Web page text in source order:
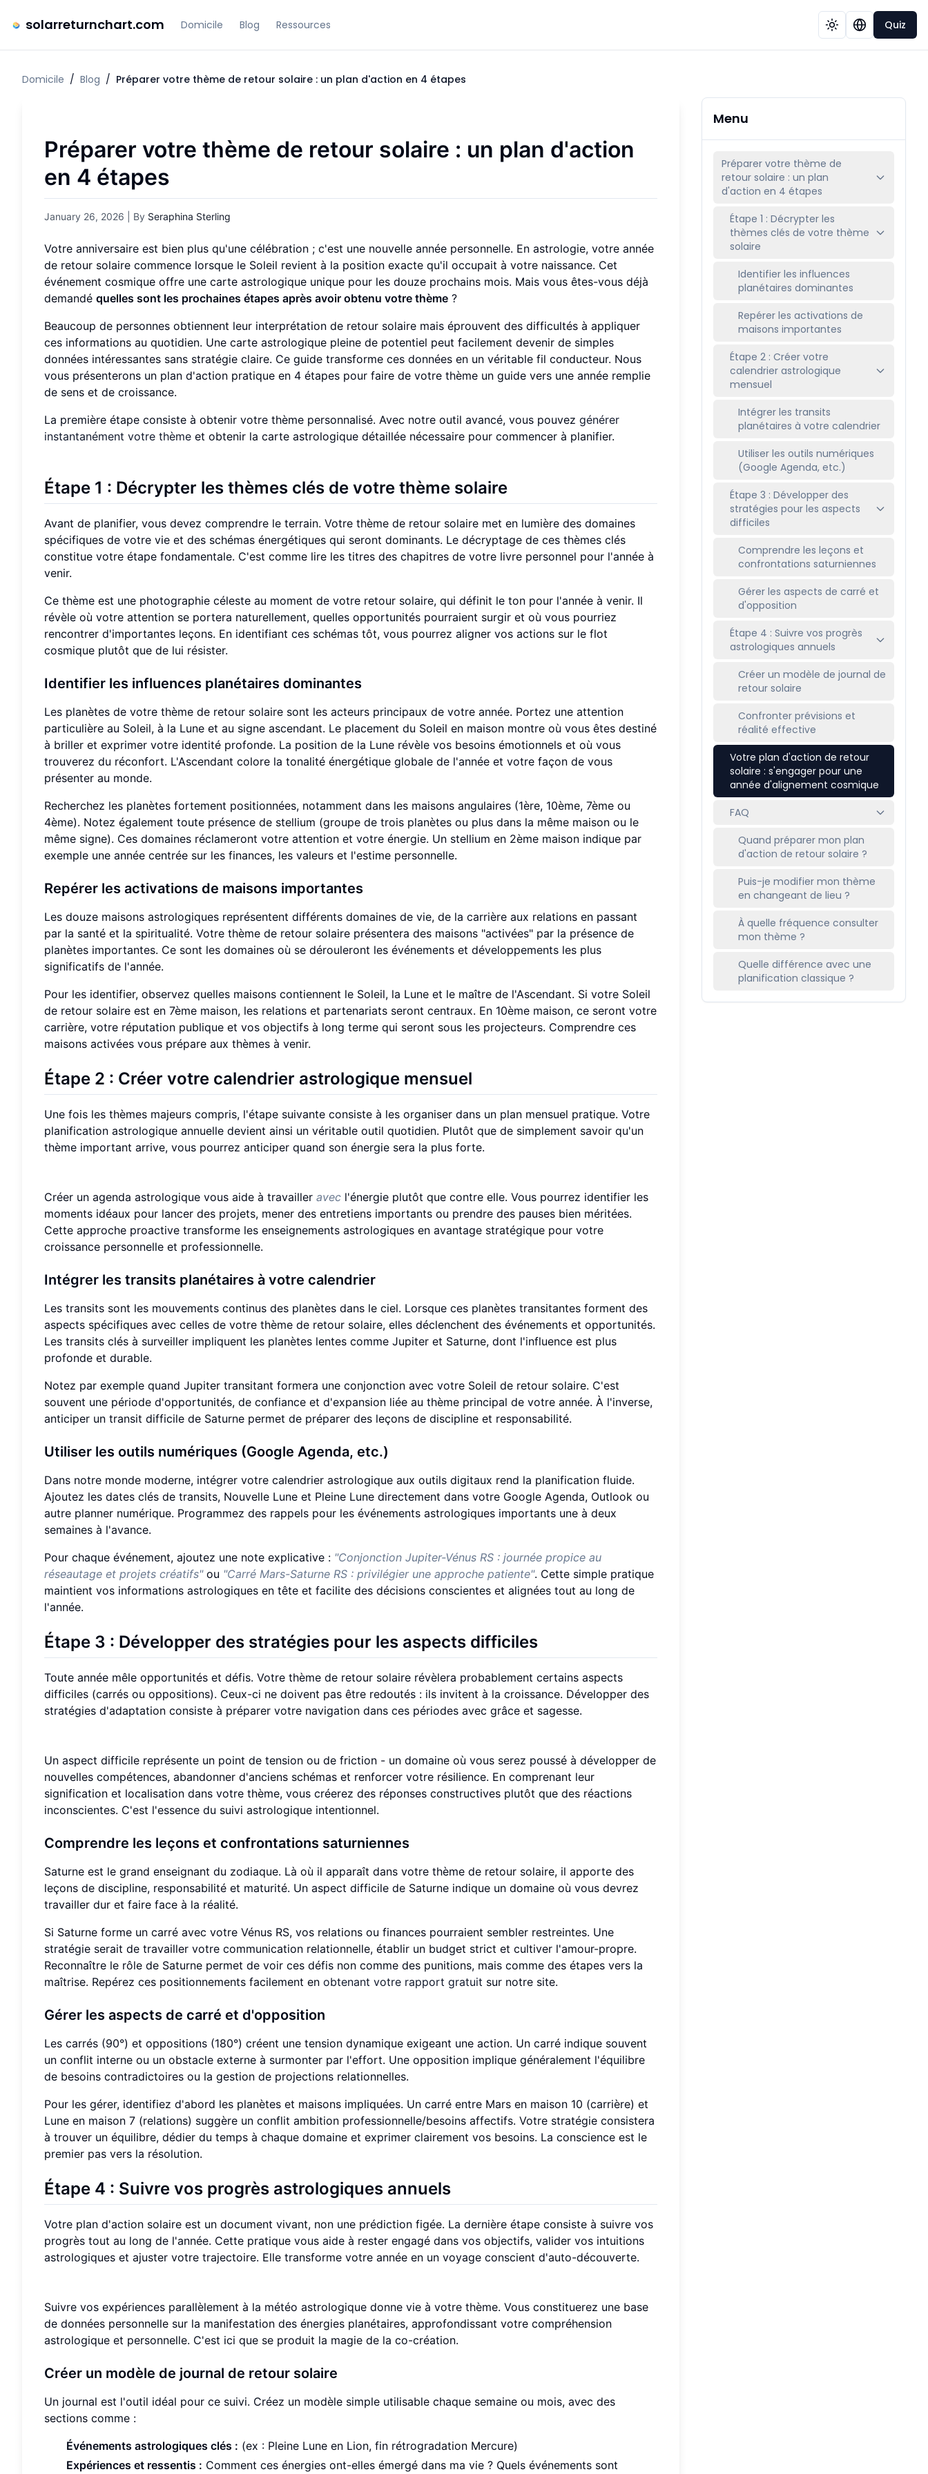
solarreturnchart.com Domicile Blog Ressources Quiz
Domicile / Blog / Préparer votre thème de retour solaire : un plan d'action en 4 étapes
Préparer votre thème de retour solaire : un plan d'action
en 4 étapes
January 26, 2026 | By Seraphina Sterling
Votre anniversaire est bien plus qu'une célébration ; c'est une nouvelle année personnelle. En astrologie, votre année
de retour solaire commence lorsque le Soleil revient à la position exacte qu'il occupait à votre naissance. Cet
événement cosmique offre une carte astrologique unique pour les douze prochains mois. Mais vous êtes-vous déjà
demandé quelles sont les prochaines étapes après avoir obtenu votre thème ?
Beaucoup de personnes obtiennent leur interprétation de retour solaire mais éprouvent des difficultés à appliquer
ces informations au quotidien. Une carte astrologique pleine de potentiel peut facilement devenir de simples
données intéressantes sans stratégie claire. Ce guide transforme ces données en un véritable fil conducteur. Nous
vous présenterons un plan d'action pratique en 4 étapes pour faire de votre thème un guide vers une année remplie
de sens et de croissance.
La première étape consiste à obtenir votre thème personnalisé. Avec notre outil avancé, vous pouvez générer
instantanément votre thème et obtenir la carte astrologique détaillée nécessaire pour commencer à planifier.
Étape 1 : Décrypter les thèmes clés de votre thème solaire
Avant de planifier, vous devez comprendre le terrain. Votre thème de retour solaire met en lumière des domaines
spécifiques de votre vie et des schémas énergétiques qui seront dominants. Le décryptage de ces thèmes clés
constitue votre étape fondamentale. C'est comme lire les titres des chapitres de votre livre personnel pour l'année à
venir.
Ce thème est une photographie céleste au moment de votre retour solaire, qui définit le ton pour l'année à venir. Il
révèle où votre attention se portera naturellement, quelles opportunités pourraient surgir et où vous pourriez
rencontrer d'importantes leçons. En identifiant ces schémas tôt, vous pourrez aligner vos actions sur le flot
cosmique plutôt que de lui résister.
Identifier les influences planétaires dominantes
Les planètes de votre thème de retour solaire sont les acteurs principaux de votre année. Portez une attention
particulière au Soleil, à la Lune et au signe ascendant. Le placement du Soleil en maison montre où vous êtes destiné
à briller et exprimer votre identité profonde. La position de la Lune révèle vos besoins émotionnels et où vous
trouverez du réconfort. L'Ascendant colore la tonalité énergétique globale de l'année et votre façon de vous
présenter au monde.
Recherchez les planètes fortement positionnées, notamment dans les maisons angulaires (1ère, 10ème, 7ème ou
4ème). Notez également toute présence de stellium (groupe de trois planètes ou plus dans la même maison ou le
même signe). Ces domaines réclameront votre attention et votre énergie. Un stellium en 2ème maison indique par
exemple une année centrée sur les finances, les valeurs et l'estime personnelle.
Repérer les activations de maisons importantes
Les douze maisons astrologiques représentent différents domaines de vie, de la carrière aux relations en passant
par la santé et la spiritualité. Votre thème de retour solaire présentera des maisons "activées" par la présence de
planètes importantes. Ce sont les domaines où se dérouleront les événements et développements les plus
significatifs de l'année.
Pour les identifier, observez quelles maisons contiennent le Soleil, la Lune et le maître de l'Ascendant. Si votre Soleil
de retour solaire est en 7ème maison, les relations et partenariats seront centraux. En 10ème maison, ce seront votre
carrière, votre réputation publique et vos objectifs à long terme qui seront sous les projecteurs. Comprendre ces
maisons activées vous prépare aux thèmes à venir.
Étape 2 : Créer votre calendrier astrologique mensuel
Une fois les thèmes majeurs compris, l'étape suivante consiste à les organiser dans un plan mensuel pratique. Votre
planification astrologique annuelle devient ainsi un véritable outil quotidien. Plutôt que de simplement savoir qu'un
thème important arrive, vous pourrez anticiper quand son énergie sera la plus forte.
Créer un agenda astrologique vous aide à travailler avec l'énergie plutôt que contre elle. Vous pourrez identifier les
moments idéaux pour lancer des projets, mener des entretiens importants ou prendre des pauses bien méritées.
Cette approche proactive transforme les enseignements astrologiques en avantage stratégique pour votre
croissance personnelle et professionnelle.
Intégrer les transits planétaires à votre calendrier
Les transits sont les mouvements continus des planètes dans le ciel. Lorsque ces planètes transitantes forment des
aspects spécifiques avec celles de votre thème de retour solaire, elles déclenchent des événements et opportunités.
Les transits clés à surveiller impliquent les planètes lentes comme Jupiter et Saturne, dont l'influence est plus
profonde et durable.
Notez par exemple quand Jupiter transitant formera une conjonction avec votre Soleil de retour solaire. C'est
souvent une période d'opportunités, de confiance et d'expansion liée au thème principal de votre année. À l'inverse,
anticiper un transit difficile de Saturne permet de préparer des leçons de discipline et responsabilité.
Utiliser les outils numériques (Google Agenda, etc.)
Dans notre monde moderne, intégrer votre calendrier astrologique aux outils digitaux rend la planification fluide.
Ajoutez les dates clés de transits, Nouvelle Lune et Pleine Lune directement dans votre Google Agenda, Outlook ou
autre planner numérique. Programmez des rappels pour les événements astrologiques importants une à deux
semaines à l'avance.
Pour chaque événement, ajoutez une note explicative : "Conjonction Jupiter-Vénus RS : journée propice au
réseautage et projets créatifs"ou "Carré Mars-Saturne RS : privilégier une approche patiente". Cette simple pratique
maintient vos informations astrologiques en tête et facilite des décisions conscientes et alignées tout au long de
l'année.
Étape 3 : Développer des stratégies pour les aspects difficiles
Toute année mêle opportunités et défis. Votre thème de retour solaire révèlera probablement certains aspects
difficiles (carrés ou oppositions). Ceux-ci ne doivent pas être redoutés : ils invitent à la croissance. Développer des
stratégies d'adaptation consiste à préparer votre navigation dans ces périodes avec grâce et sagesse.
Un aspect difficile représente un point de tension ou de friction - un domaine où vous serez poussé à développer de
nouvelles compétences, abandonner d'anciens schémas et renforcer votre résilience. En comprenant leur
signification et localisation dans votre thème, vous créerez des réponses constructives plutôt que des réactions
inconscientes. C'est l'essence du suivi astrologique intentionnel.
Comprendre les leçons et confrontations saturniennes
Saturne est le grand enseignant du zodiaque. Là où il apparaît dans votre thème de retour solaire, il apporte des
leçons de discipline, responsabilité et maturité. Un aspect difficile de Saturne indique un domaine où vous devrez
travailler dur et faire face à la réalité.
Si Saturne forme un carré avec votre Vénus RS, vos relations ou finances pourraient sembler restreintes. Une
stratégie serait de travailler votre communication relationnelle, établir un budget strict et cultiver l'amour-propre.
Reconnaître le rôle de Saturne permet de voir ces défis non comme des punitions, mais comme des étapes vers la
maîtrise. Repérez ces positionnements facilement en obtenant votre rapport gratuit sur notre site.
Gérer les aspects de carré et d'opposition
Les carrés (90°) et oppositions (180°) créent une tension dynamique exigeant une action. Un carré indique souvent
un conflit interne ou un obstacle externe à surmonter par l'effort. Une opposition implique généralement l'équilibre
de besoins contradictoires ou la gestion de projections relationnelles.
Pour les gérer, identifiez d'abord les planètes et maisons impliquées. Un carré entre Mars en maison 10 (carrière) et
Lune en maison 7 (relations) suggère un conflit ambition professionnelle/besoins affectifs. Votre stratégie consistera
à trouver un équilibre, dédier du temps à chaque domaine et exprimer clairement vos besoins. La conscience est le
premier pas vers la résolution.
Étape 4 : Suivre vos progrès astrologiques annuels
Votre plan d'action solaire est un document vivant, non une prédiction figée. La dernière étape consiste à suivre vos
progrès tout au long de l'année. Cette pratique vous aide à rester engagé dans vos objectifs, valider vos intuitions
astrologiques et ajuster votre trajectoire. Elle transforme votre année en un voyage conscient d'auto-découverte.
Suivre vos expériences parallèlement à la météo astrologique donne vie à votre thème. Vous constituerez une base
de données personnelle sur la manifestation des énergies planétaires, approfondissant votre compréhension
astrologique et personnelle. C'est ici que se produit la magie de la co-création.
Créer un modèle de journal de retour solaire
Un journal est l'outil idéal pour ce suivi. Créez un modèle simple utilisable chaque semaine ou mois, avec des
sections comme :
Événements astrologiques clés : (ex : Pleine Lune en Lion, fin rétrogradation Mercure)
Expériences et ressentis : Comment ces énergies ont-elles émergé dans ma vie ? Quels événements sont
Menu
Préparer votre thème de
retour solaire : un plan
d'action en 4 étapes
Étape 1 : Décrypter les
thèmes clés de votre thème
solaire
Identifier les influences
planétaires dominantes
Repérer les activations de
maisons importantes
Étape 2 : Créer votre
calendrier astrologique
mensuel
Intégrer les transits
planétaires à votre calendrier
Utiliser les outils numériques
(Google Agenda, etc.)
Étape 3 : Développer des
stratégies pour les aspects
difficiles
Comprendre les leçons et
confrontations saturniennes
Gérer les aspects de carré et
d'opposition
Étape 4 : Suivre vos progrès
astrologiques annuels
Créer un modèle de journal de
retour solaire
Confronter prévisions et
réalité effective
Votre plan d'action de retour
solaire : s'engager pour une
année d'alignement cosmique
FAQ
Quand préparer mon plan
d'action de retour solaire ?
Puis-je modifier mon thème
en changeant de lieu ?
À quelle fréquence consulter
mon thème ?
Quelle différence avec une
planification classique ?